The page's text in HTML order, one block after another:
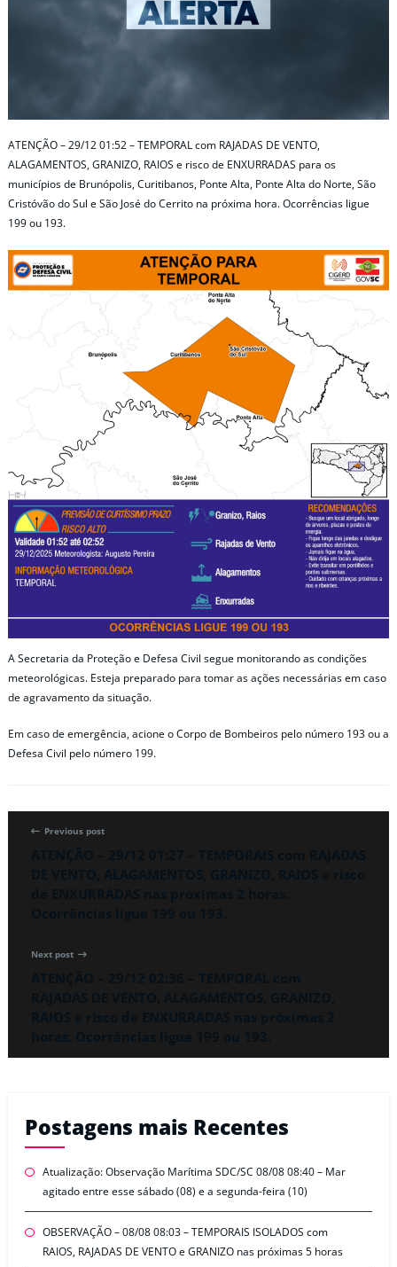
ATENÇÃO – 29/12 01:52 – TEMPORAL com RAJADAS DE VENTO,
ALAGAMENTOS, GRANIZO, RAIOS e risco de ENXURRADAS para os
municípios de Brunópolis, Curitibanos, Ponte Alta, Ponte Alta do Norte, São
Cristóvão do Sul e São José do Cerrito na próxima hora. Ocorrências ligue
199 ou 193.
A Secretaria da Proteção e Defesa Civil segue monitorando as condições
meteorológicas. Esteja preparado para tomar as ações necessárias em caso
de agravamento da situação.
Em caso de emergência, acione o Corpo de Bombeiros pelo número 193 ou a
Defesa Civil pelo número 199.
Previous post
Next post
Postagens mais Recentes
Atualização: Observação Marítima SDC/SC 08/08 08:40 – Mar
agitado entre esse sábado (08) e a segunda-feira (10)
OBSERVAÇÃO – 08/08 08:03 – TEMPORAIS ISOLADOS com
RAIOS, RAJADAS DE VENTO e GRANIZO nas próximas 5 horas